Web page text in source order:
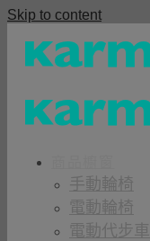
Skip to content
手動輪椅
電動輪椅
電動代步車